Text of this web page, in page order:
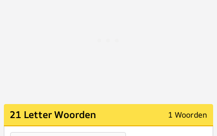
21 Letter Woorden 1 Woorden